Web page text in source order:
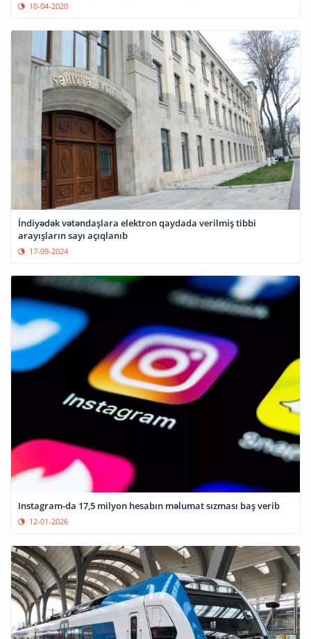
10-04-2020
İndiyədək vətəndaşlara elektron qaydada verilmiş tibbi
arayışların sayı açıqlanıb
17-09-2024
Instagram-da 17,5 milyon hesabın məlumat sızması baş verib
12-01-2026